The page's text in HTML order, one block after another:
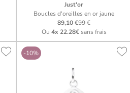
Just'or
Boucles d'oreilles en or jaune
89,10 €99 €
Ou 4x 22.28€sans frais
-10%